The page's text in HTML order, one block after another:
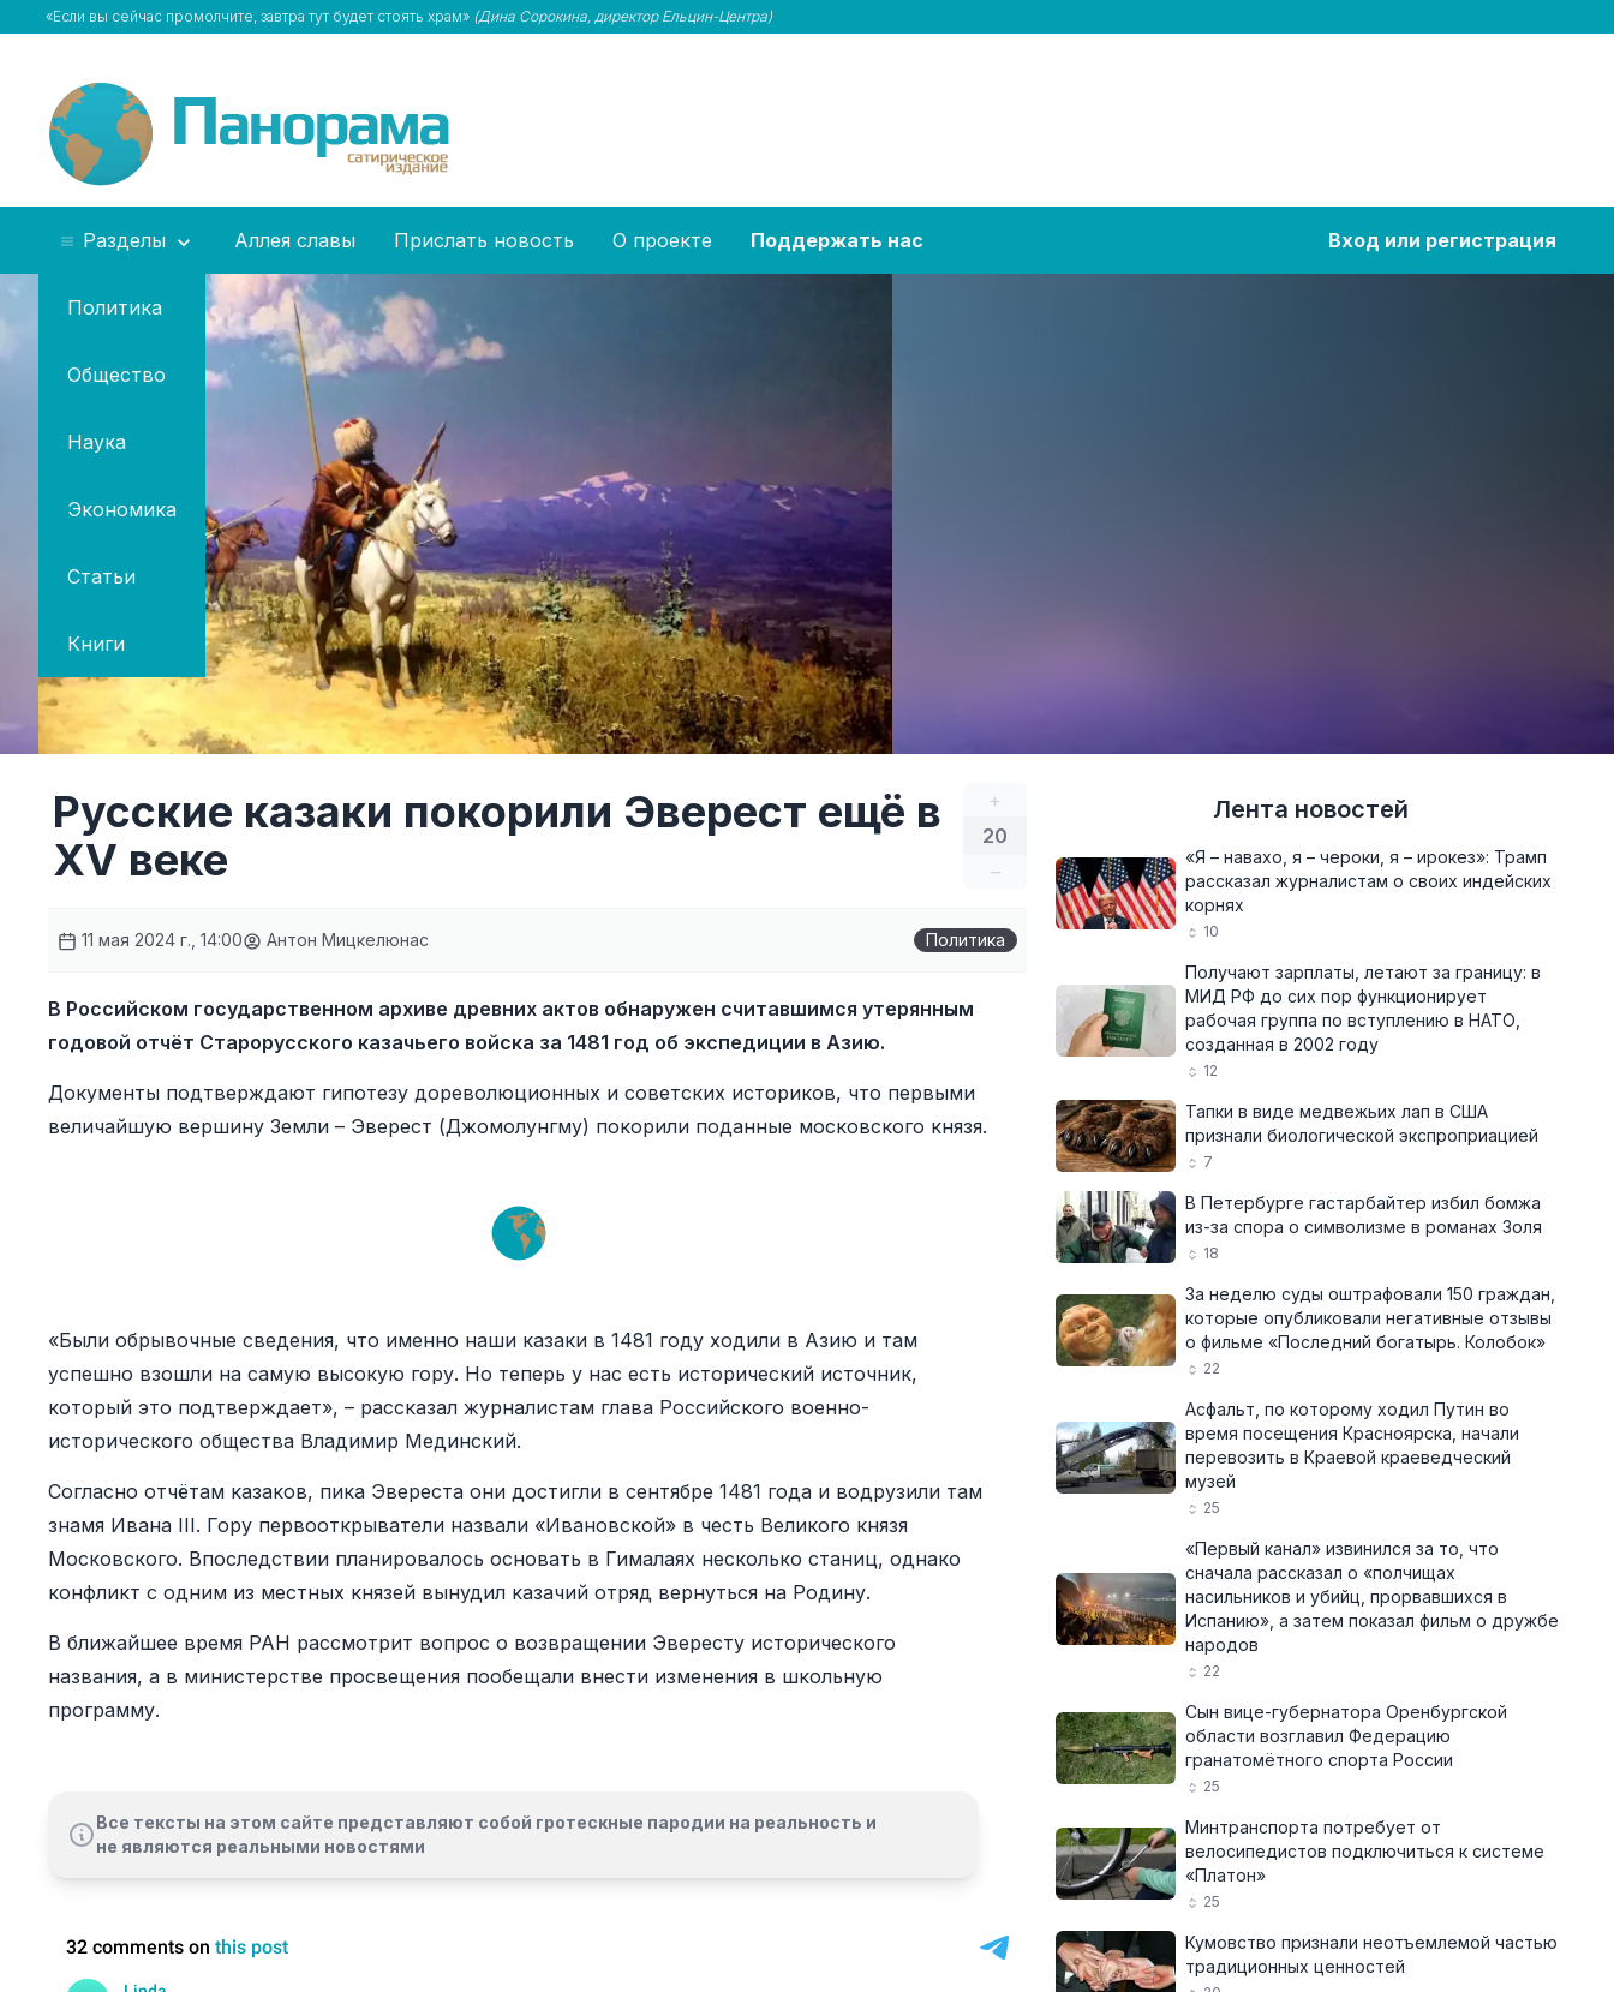
«Если вы сейчас промолчите, завтра тут будет стоять храм» (Дина Сорокина, директор Ельцин-Центра)
Разделы
Политика
Общество
Наука
Экономика
Статьи
Книги
Аллея славы Прислать новость О проекте Поддержать нас Вход или регистрация
+
20
–
Русские казаки покорили Эверест ещё в
XV веке
11 мая 2024 г., 14:00 Антон Мицкелюнас Политика
В Российском государственном архиве древних актов обнаружен считавшимся утерянным
годовой отчёт Старорусского казачьего войска за 1481 год об экспедиции в Азию.
Документы подтверждают гипотезу дореволюционных и советских историков, что первыми
величайшую вершину Земли – Эверест (Джомолунгму) покорили поданные московского князя.
«Были обрывочные сведения, что именно наши казаки в 1481 году ходили в Азию и там
успешно взошли на самую высокую гору. Но теперь у нас есть исторический источник,
который это подтверждает», – рассказал журналистам глава Российского военно-
исторического общества Владимир Мединский.
Согласно отчётам казаков, пика Эвереста они достигли в сентябре 1481 года и водрузили там
знамя Ивана III. Гору первооткрыватели назвали «Ивановской» в честь Великого князя
Московского. Впоследствии планировалось основать в Гималаях несколько станиц, однако
конфликт с одним из местных князей вынудил казачий отряд вернуться на Родину.
В ближайшее время РАН рассмотрит вопрос о возвращении Эвересту исторического
названия, а в министерстве просвещения пообещали внести изменения в школьную
программу.
Все тексты на этом сайте представляют собой гротескные пародии на реальность и
не являются реальными новостями
Лента новостей
«Я – навахо, я – чероки, я – ирокез»: Трамп
рассказал журналистам о своих индейских
корнях
10
Получают зарплаты, летают за границу: в
МИД РФ до сих пор функционирует
рабочая группа по вступлению в НАТО,
созданная в 2002 году
12
Тапки в виде медвежьих лап в США
признали биологической экспроприацией
7
В Петербурге гастарбайтер избил бомжа
из-за спора о символизме в романах Золя
18
За неделю суды оштрафовали 150 граждан,
которые опубликовали негативные отзывы
о фильме «Последний богатырь. Колобок»
22
Асфальт, по которому ходил Путин во
время посещения Красноярска, начали
перевозить в Краевой краеведческий
музей
25
«Первый канал» извинился за то, что
сначала рассказал о «полчищах
насильников и убийц, прорвавшихся в
Испанию», а затем показал фильм о дружбе
народов
22
Сын вице-губернатора Оренбургской
области возглавил Федерацию
гранатомётного спорта России
25
Минтранспорта потребует от
велосипедистов подключиться к системе
«Платон»
25
Кумовство признали неотъемлемой частью
традиционных ценностей